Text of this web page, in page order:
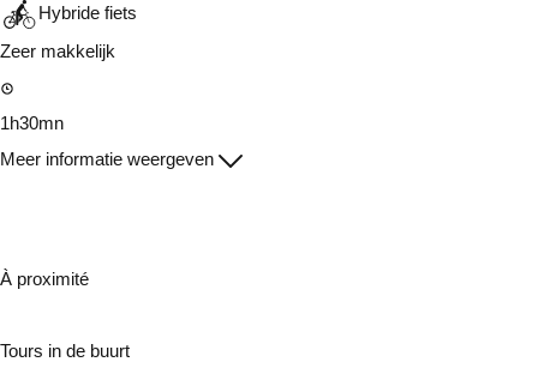
Hybride fiets
Zeer makkelijk
1h30mn
Meer informatie weergeven
À proximité
Tours in de buurt